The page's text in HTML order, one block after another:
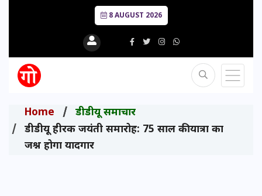
8 AUGUST 2026
Home
डीडीयू समाचार
डीडीयू हीरक जयंती समारोह: 75 साल की यात्रा का
जश्न होगा यादगार